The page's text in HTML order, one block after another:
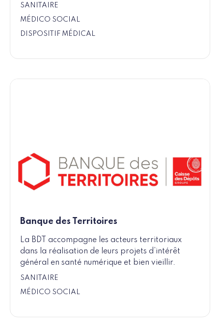
SANITAIRE
MÉDICO SOCIAL
DISPOSITIF MÉDICAL
Banque des Territoires
La BDT accompagne les acteurs territoriaux
dans la réalisation de leurs projets d’intérêt
général en santé numérique et bien vieillir.
SANITAIRE
MÉDICO SOCIAL